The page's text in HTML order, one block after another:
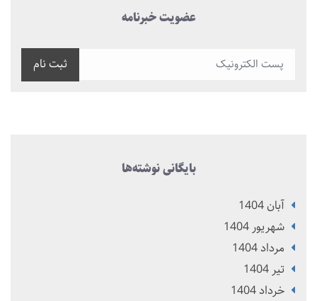
عضویت خبرنامه
ثبت نام
بایگانی نوشته‌ها
آبان 1404
شهریور 1404
مرداد 1404
تير 1404
خرداد 1404